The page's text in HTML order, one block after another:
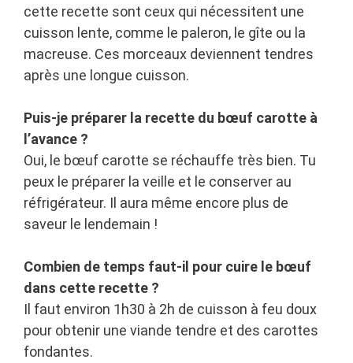
cette recette sont ceux qui nécessitent une
cuisson lente, comme le paleron, le gîte ou la
macreuse. Ces morceaux deviennent tendres
après une longue cuisson.
Puis-je préparer la recette du bœuf carotte à
l’avance ?
Oui, le bœuf carotte se réchauffe très bien. Tu
peux le préparer la veille et le conserver au
réfrigérateur. Il aura même encore plus de
saveur le lendemain !
Combien de temps faut-il pour cuire le bœuf
dans cette recette ?
Il faut environ 1h30 à 2h de cuisson à feu doux
pour obtenir une viande tendre et des carottes
fondantes.